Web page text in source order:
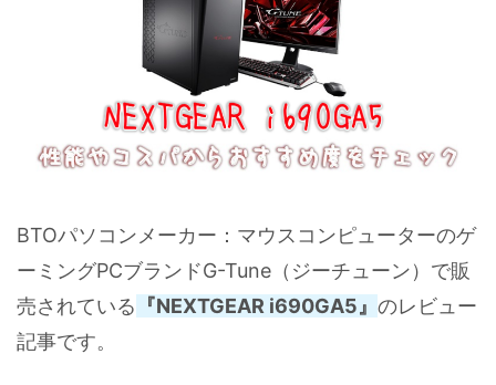
BTOパソコンメーカー：マウスコンピューターのゲ
ーミングPCブランドG-Tune（ジーチューン）で販
売されている 『NEXTGEAR i690GA5』 のレビュー
記事です。